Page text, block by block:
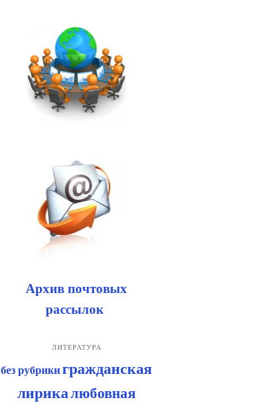
Архив почтовых
рассылок
ЛИТЕРАТУРА
без рубрикигражданская
лирикалюбовная